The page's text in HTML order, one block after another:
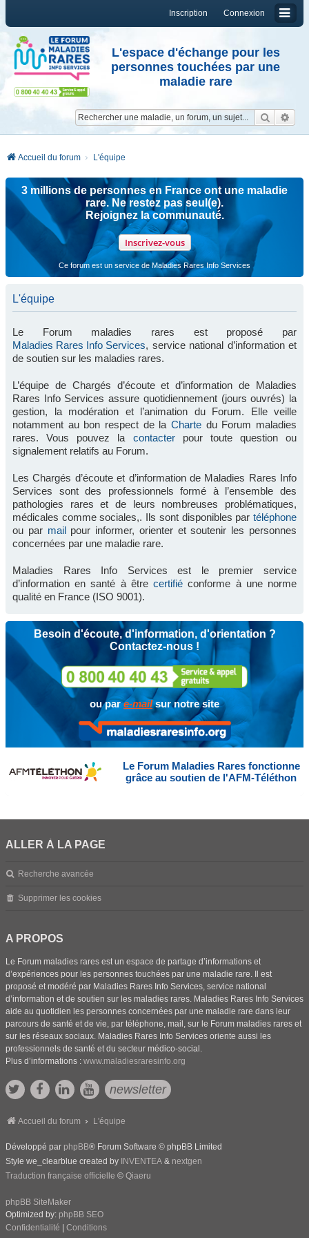
Connexion
Inscription
L'espace d'échange pour les
personnes touchées par une
maladie rare
Accueil du forum L'équipe
3 millions de personnes en France ont une maladie
rare. Ne restez pas seul(e).
Rejoignez la communauté.
Inscrivez-vous
Ce forum est un service de Maladies Rares Info Services
L'équipe
Le Forum maladies rares est proposé par
Maladies Rares Info Services, service national d’information et
de soutien sur les maladies rares.
L’équipe de Chargés d’écoute et d’information de Maladies
Rares Info Services assure quotidiennement (jours ouvrés) la
gestion, la modération et l’animation du Forum. Elle veille
notamment au bon respect de la Charte du Forum maladies
rares. Vous pouvez la contacterpour toute question ou
signalement relatifs au Forum.
Les Chargés d’écoute et d’information de Maladies Rares Info
Services sont des professionnels formé à l’ensemble des
pathologies rares et de leurs nombreuses problématiques,
médicales comme sociales,. Ils sont disponibles par téléphone
ou par mailpour informer, orienter et soutenir les personnes
concernées par une maladie rare.
Maladies Rares Info Services est le premier service
d’information en santé à êtrecertifié conforme à une norme
qualité en France (ISO 9001).
Besoin d'écoute, d'information, d'orientation ?
Contactez-nous !
ou pare-mailsur notre site
Le Forum Maladies Rares fonctionne
grâce au soutien de l'AFM-Téléthon
ALLER À LA PAGE
Recherche avancée
Supprimer les cookies
A PROPOS
Le Forum maladies rares est un espace de partage d’informations et
d’expériences pour les personnes touchées par une maladie rare. Il est
proposé et modéré par Maladies Rares Info Services, service national
d’information et de soutien sur les maladies rares. Maladies Rares Info Services
aide au quotidien les personnes concernées par une maladie rare dans leur
parcours de santé et de vie, par téléphone, mail, sur le Forum maladies rares et
sur les réseaux sociaux. Maladies Rares Info Services oriente aussi les
professionnels de santé et du secteur médico-social.
Plus d’informations : www.maladiesraresinfo.org
newsletter
Accueil du forum L'équipe
Développé par phpBB® Forum Software © phpBB Limited
Style we_clearblue created by INVENTEA & nextgen
Traduction française officielle © Qiaeru
phpBB SiteMaker
Optimized by: phpBB SEO
Confidentialité
Conditions